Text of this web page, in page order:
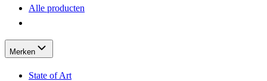
Alle producten
Merken
State of Art